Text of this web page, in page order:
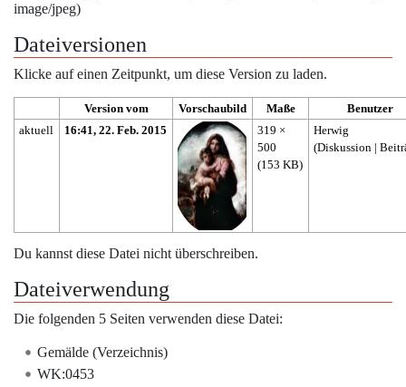
image/jpeg)
Dateiversionen
Klicke auf einen Zeitpunkt, um diese Version zu laden.
Version vom Vorschaubild Maße
Benutzer
aktuell
16:41, 22. Feb. 2015
319 ×
500
(153 KB)
Herwig
(Diskussion |
Du kannst diese Datei nicht überschreiben.
Dateiverwendung
Die folgenden 5 Seiten verwenden diese Datei:
Gemälde (Verzeichnis)
WK:0453